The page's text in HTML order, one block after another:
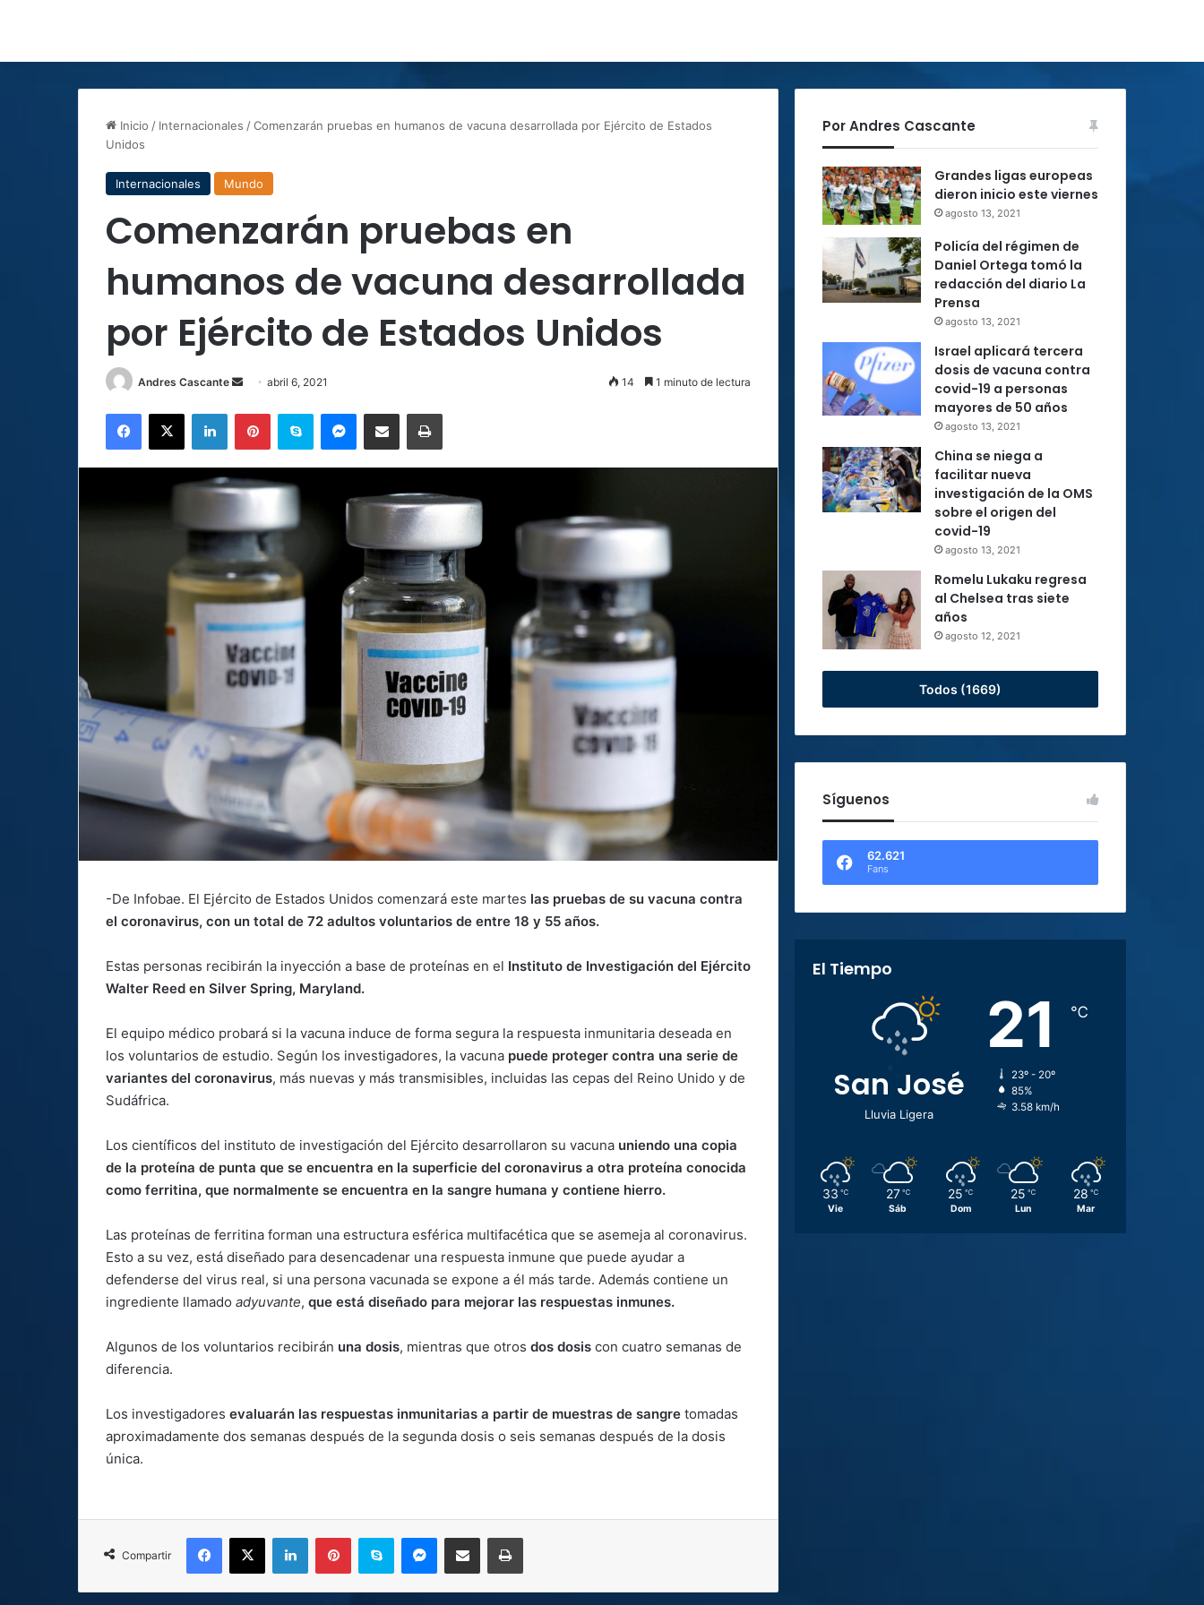
Inicio / Internacionales /Comenzarán pruebas en humanos de vacuna desarrollada por Ejército de Estados
Unidos
Internacionales Mundo
Comenzarán pruebas en
humanos de vacuna desarrollada
por Ejército de Estados Unidos
Andres Cascante
Send
email
abril 6, 2021 14 1 minuto de lectura
Facebook
X LinkedInPinterestSkype MessengerCompartir por correo electrónicoImprimir
-De Infobae. El Ejército de Estados Unidos comenzará este martes las pruebas de su vacuna contra
el coronavirus, con un total de 72 adultos voluntarios de entre 18 y 55 años.
Estas personas recibirán la inyección a base de proteínas en el Instituto de Investigación del Ejército
Walter Reed en Silver Spring, Maryland.
El equipo médico probará si la vacuna induce de forma segura la respuesta inmunitaria deseada en
los voluntarios de estudio. Según los investigadores, la vacuna puede proteger contra una serie de
variantes del coronavirus, más nuevas y más transmisibles, incluidas las cepas del Reino Unido y de
Sudáfrica.
Los científicos del instituto de investigación del Ejército desarrollaron su vacuna uniendo una copia
de la proteína de punta que se encuentra en la superficie del coronavirus a otra proteína conocida
como ferritina, que normalmente se encuentra en la sangre humana y contiene hierro.
Las proteínas de ferritina forman una estructura esférica multifacética que se asemeja al coronavirus.
Esto a su vez, está diseñado para desencadenar una respuesta inmune que puede ayudar a
defenderse del virus real, si una persona vacunada se expone a él más tarde. Además contiene un
ingrediente llamado adyuvante, que está diseñado para mejorar las respuestas inmunes.
Algunos de los voluntarios recibirán una dosis, mientras que otros dos dosis con cuatro semanas de
diferencia.
Los investigadores evaluarán las respuestas inmunitarias a partir de muestras de sangre tomadas
aproximadamente dos semanas después de la segunda dosis o seis semanas después de la dosis
única.
Compartir
Facebook
X LinkedInPinterestSkype MessengerCompartir por correo electrónicoImprimir
Por Andres Cascante
Grandes ligas europeas
dieron inicio este viernes
agosto 13, 2021
Policía del régimen de
Daniel Ortega tomó la
redacción del diario La
Prensa
agosto 13, 2021
Israel aplicará tercera
dosis de vacuna contra
covid-19 a personas
mayores de 50 años
agosto 13, 2021
China se niega a
facilitar nueva
investigación de la OMS
sobre el origen del
covid-19
agosto 13, 2021
Romelu Lukaku regresa
al Chelsea tras siete
años
agosto 12, 2021
Todos (1669)
Síguenos
62.621
Fans
El Tiempo
San José
Lluvia Ligera
21 ℃
23º - 20º
85%
3.58 km/h
33 ℃
Vie
27 ℃
Sáb
25 ℃
Dom
25 ℃
Lun
28 ℃
Mar